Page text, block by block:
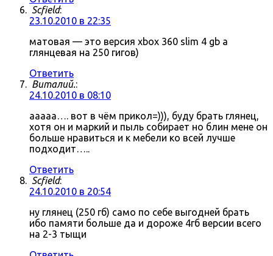
Scfield:
23.10.2010 в 22:35
матовая — это версия xbox 360 slim 4 gb а
глянцевая на 250 гигов)
Ответить
Виталий.:
24.10.2010 в 08:10
ааааа…. вот в чём прикол=))), буду брать глянец,
хотя он и маркий и пыль собирает но блин мене он
больше нравиться и к мебели ко всей лучше
подходит…..
Ответить
Scfield:
24.10.2010 в 20:54
ну глянец (250 гб) само по себе выгодней брать
ибо памяти больше да и дороже 4гб версии всего
на 2-3 тыщи